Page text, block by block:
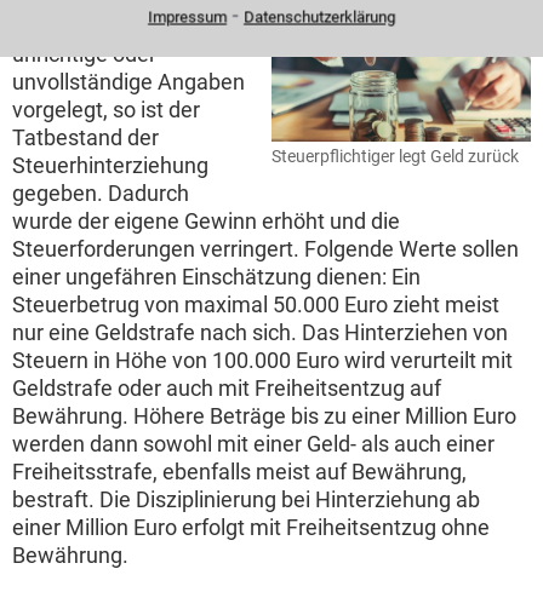
Steuerpflichtiger legt Geld zurück
Wurden dem Finanzamt
unrichtige oder
unvollständige Angaben
vorgelegt, so ist der
Tatbestand der
Steuerhinterziehung
gegeben. Dadurch
wurde der eigene Gewinn erhöht und die
Steuerforderungen verringert. Folgende Werte sollen
einer ungefähren Einschätzung dienen: Ein
Steuerbetrug von maximal 50.000 Euro zieht meist
nur eine Geldstrafe nach sich. Das Hinterziehen von
Steuern in Höhe von 100.000 Euro wird verurteilt mit
Geldstrafe oder auch mit Freiheitsentzug auf
Bewährung. Höhere Beträge bis zu einer Million Euro
werden dann sowohl mit einer Geld- als auch einer
Freiheitsstrafe, ebenfalls meist auf Bewährung,
bestraft. Die Disziplinierung bei Hinterziehung ab
einer Million Euro erfolgt mit Freiheitsentzug ohne
Bewährung.
Impressum⁃ Datenschutzerklärung